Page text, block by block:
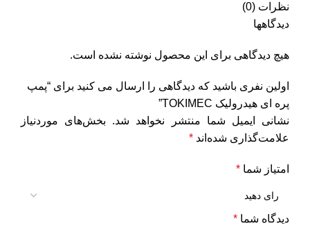
نظرات (0)
دیدگاهها
هیچ دیدگاهی برای این محصول نوشته نشده است.
اولین نفری باشید که دیدگاهی را ارسال می کنید برای “پمپ
پره ای هیدرولیک TOKIMEC”
نشانی ایمیل شما منتشر نخواهد شد.
بخش‌های موردنیاز
علامت‌گذاری شده‌اند *
امتیاز شما *
دیدگاه شما *